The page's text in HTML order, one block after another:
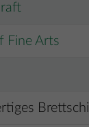
Fine Arts